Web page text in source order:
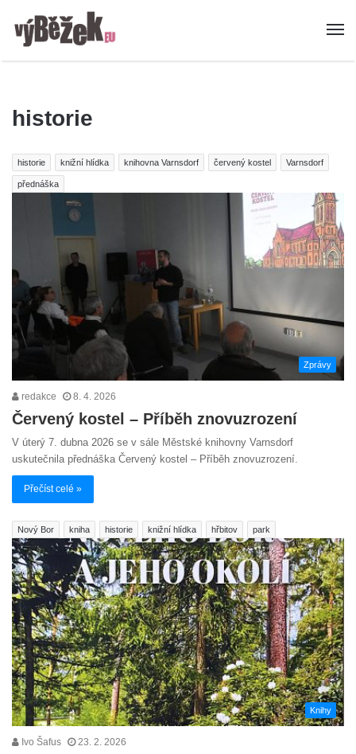
historie
historie knižní hlídka knihovna Varnsdorf červený kostel Varnsdorf
přednáška
Zprávy
redakce 8. 4. 2026
Červený kostel – Příběh znovuzrození
V úterý 7. dubna 2026 se v sále Městské knihovny Varnsdorf
uskutečnila přednáška Červený kostel – Příběh znovuzrození.
Přečíst celé »
Nový Bor kniha historie knižní hlídka hřbitov park
Knihy
Ivo Šafus 23. 2. 2026